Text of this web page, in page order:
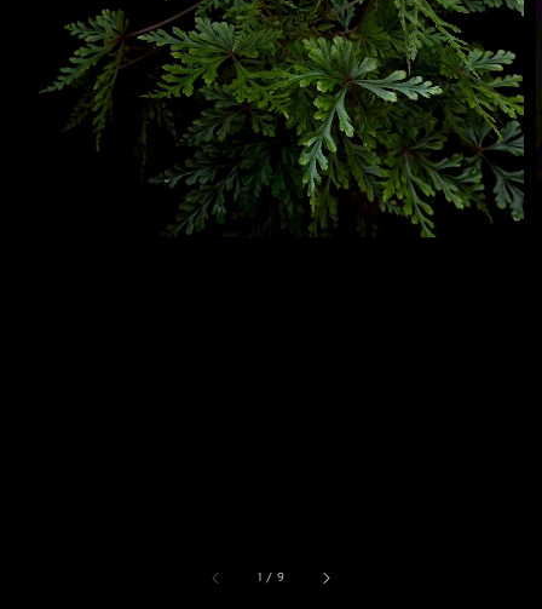
1 / 9